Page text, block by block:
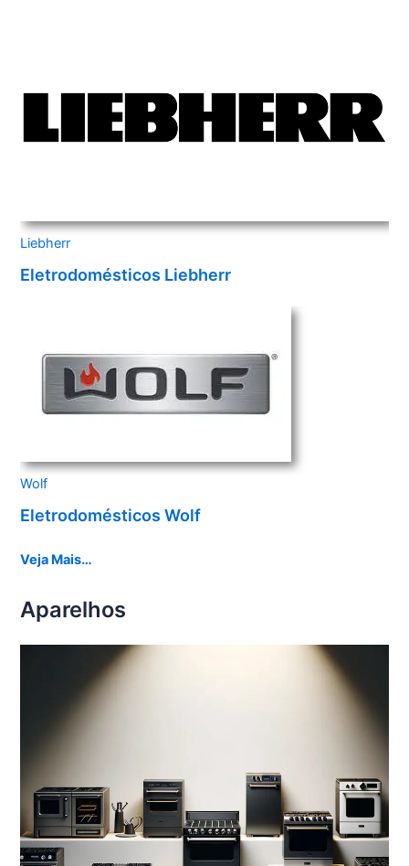
Liebherr
Eletrodomésticos Liebherr
Wolf
Eletrodomésticos Wolf
Veja Mais…
Aparelhos